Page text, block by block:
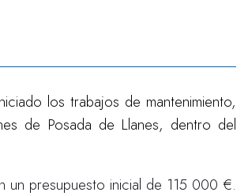
los trabajos de mantenimiento,
de Posada de Llanes, dentro del
presupuesto inicial de 115 000 €.